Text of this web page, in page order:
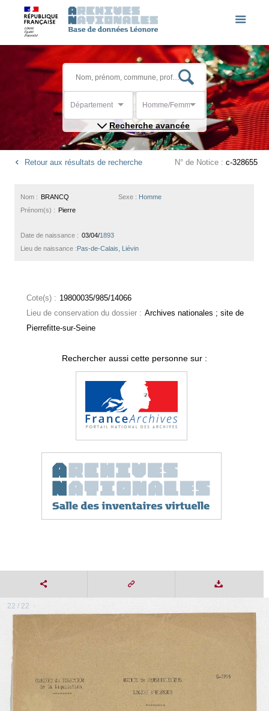
Département Homme/Femme
Recherche avancée
Retour aux résultats de recherche N° de Notice : c-328655
Sexe : Homme
Nom : BRANCQ
Prénom(s) : Pierre
Date de naissance : 03/04/1893
Lieu de naissance :Pas-de-Calais, Liévin
Cote(s) : 19800035/985/14066
Lieu de conservation du dossier : Archives nationales ; site de
Pierrefitte-sur-Seine
Rechercher aussi cette personne sur :
22 / 22